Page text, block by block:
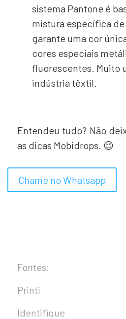
sistema Pantone é
mistura específica
garante uma cor
cores especiais
fluorescentes. Muito
indústria têxtil.
Entendeu tudo? Não
as dicas Mobidrops. 😉
Chame no Whatsapp
Fontes:
Printi
Identifique